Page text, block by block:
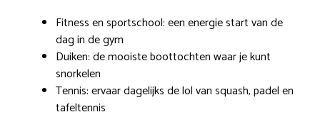
Fitness en sportschool: een energie start van de
dag in de gym
Duiken: de mooiste boottochten waar je kunt
snorkelen
Tennis: ervaar dagelijks de lol van squash, padel en
tafeltennis